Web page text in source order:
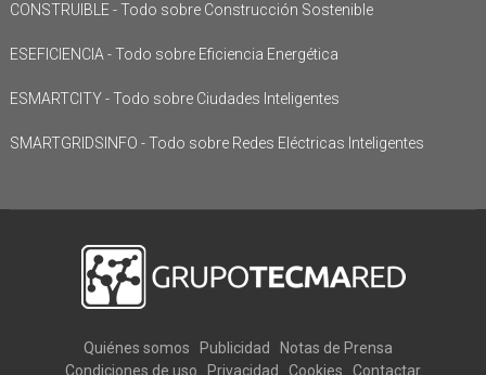
CONSTRUIBLE - Todo sobre Construcción Sostenible
ESEFICIENCIA - Todo sobre Eficiencia Energética
ESMARTCITY - Todo sobre Ciudades Inteligentes
SMARTGRIDSINFO - Todo sobre Redes Eléctricas Inteligentes
Quiénes somos Publicidad
Notas de Prensa
Condiciones de uso
Privacidad Cookies Contactar